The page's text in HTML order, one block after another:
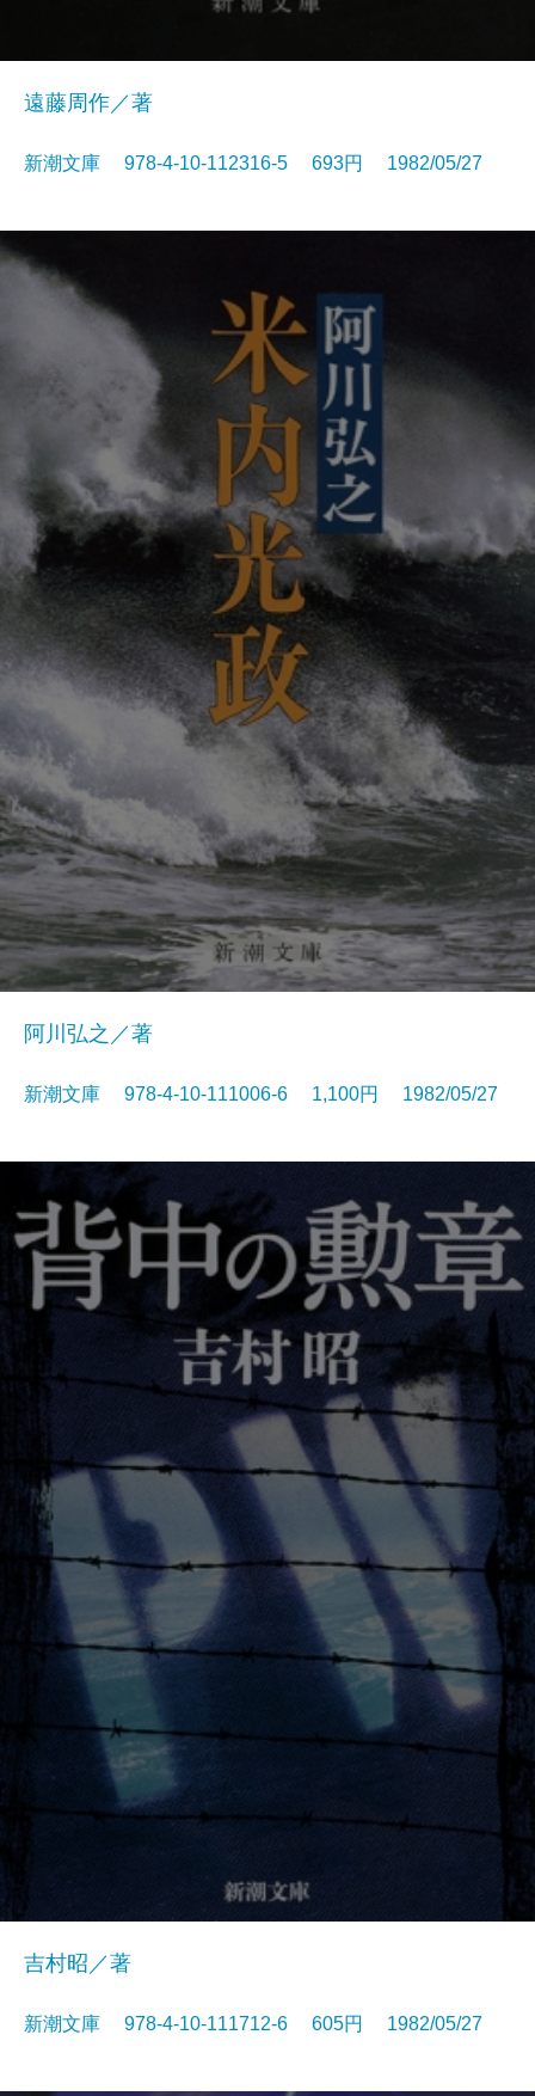
遠藤周作／著
新潮文庫 978-4-10-112316-5 693円 1982/05/27
阿川弘之／著
新潮文庫 978-4-10-111006-6 1,100円 1982/05/27
吉村昭／著
新潮文庫 978-4-10-111712-6 605円 1982/05/27